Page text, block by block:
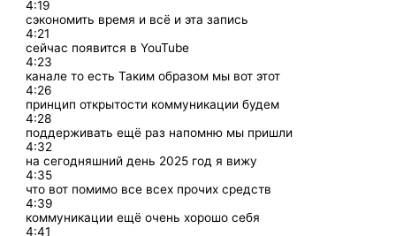
4:19
сэкономить время и всё и эта запись
4:21
сейчас появится в YouTube
4:23
канале то есть Таким образом мы вот этот
4:26
принцип открытости коммуникации будем
4:28
поддерживать ещё раз напомню мы пришли
4:32
на сегодняшний день 2025 год я вижу
4:35
что вот помимо все всех прочих средств
4:39
коммуникации ещё очень хорошо себя
4:41